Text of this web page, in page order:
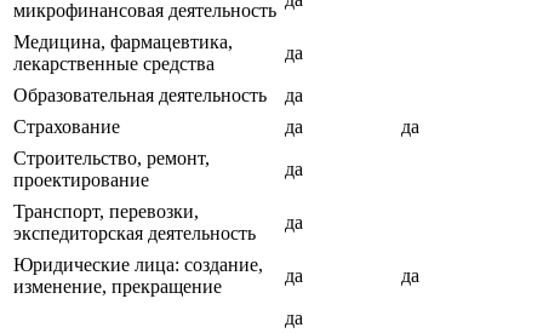
микрофинансовая деятельность
Медицина, фармацевтика,
лекарственные средства
да
Образовательная деятельность
да
Страхование
да
да
Строительство, ремонт,
проектирование
да
Транспорт, перевозки,
экспедиторская деятельность
да
Юридические лица: создание,
изменение, прекращение
да да
да